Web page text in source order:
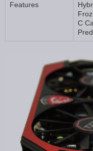
Features
C